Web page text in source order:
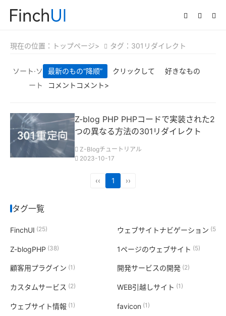
現在の位置： トップページ> タグ：301リダイレクト
ソート·ソ
ート
最新のもの“降顺” クリックして
好きなもの
コメントコメント>
Z-blog PHP PHPコードで実装された2
つの異なる方法の301リダイレクト
Z-Blogチュートリアル
2023-10-17
‹‹ 1 ››
タグ一覧
FinchUI (25) ウェブサイトナビゲーション (5)
Z-blogPHP (38) 1ページのウェブサイト (5)
顧客用プラグイン (1) 開発サービスの開発(2)
カスタムサービス (2) WEB引越しサイト (1)
ウェブサイト情報 (1) favicon (1)